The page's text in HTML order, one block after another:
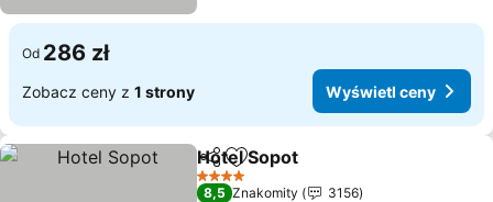
Od 286 zł
Zobacz ceny z 1 strony Wyświetl ceny
Udostępnij
Dodaj do ulubionych
Hotel Sopot
4 Kategoria
8,5 Znakomity
3156